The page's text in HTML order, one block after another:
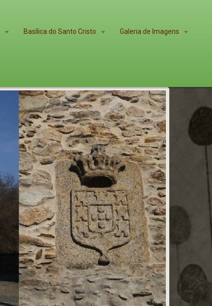
Basílica do Santo Cristo Galeria de Imagens